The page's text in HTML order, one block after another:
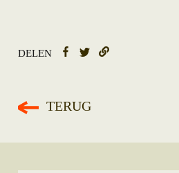
DELEN
TERUG